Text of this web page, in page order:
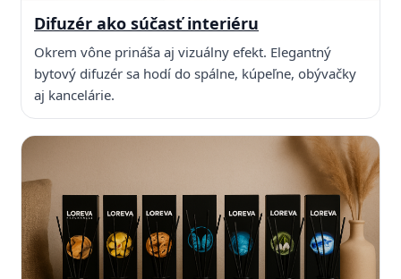
Difuzér ako súčasť interiéru
Okrem vône prináša aj vizuálny efekt. Elegantný
bytový difuzér sa hodí do spálne, kúpeľne, obývačky
aj kancelárie.